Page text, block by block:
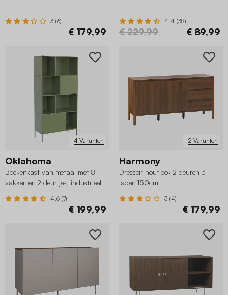
3 (6)
€ 179,99
4.4 (38)
€ 229,99 € 89,99
4 Varianten
Oklahoma
Boekenkast van metaal met 8
vakken en 2 deurtjes, industrieel
4.6 (7)
€ 199,99
2 Varianten
Harmony
Dressoir houtlook 2 deuren 3
laden 150cm
3 (4)
€ 179,99